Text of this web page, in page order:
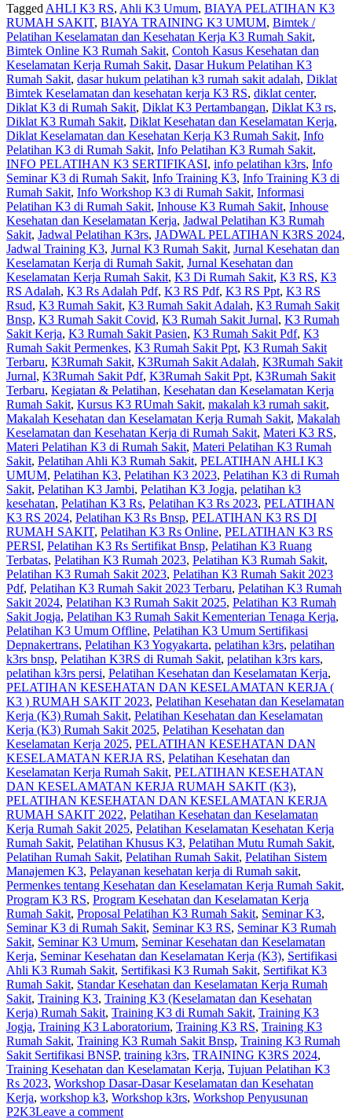
Tagged AHLI K3 RS, Ahli K3 Umum, BIAYA PELATIHAN K3
RUMAH SAKIT, BIAYA TRAINING K3 UMUM, Bimtek /
Pelatihan Keselamatan dan Kesehatan Kerja K3 Rumah Sakit,
Bimtek Online K3 Rumah Sakit, Contoh Kasus Kesehatan dan
Keselamatan Kerja Rumah Sakit, Dasar Hukum Pelatihan K3
Rumah Sakit, dasar hukum pelatihan k3 rumah sakit adalah, Diklat
Bimtek Keselamatan dan kesehatan kerja K3 RS, diklat center,
Diklat K3 di Rumah Sakit, Diklat K3 Pertambangan, Diklat K3 rs,
Diklat K3 Rumah Sakit, Diklat Kesehatan dan Keselamatan Kerja,
Diklat Keselamatan dan Kesehatan Kerja K3 Rumah Sakit, Info
Pelatihan K3 di Rumah Sakit, Info Pelatihan K3 Rumah Sakit,
INFO PELATIHAN K3 SERTIFIKASI, info pelatihan k3rs, Info
Seminar K3 di Rumah Sakit, Info Training K3, Info Training K3 di
Rumah Sakit, Info Workshop K3 di Rumah Sakit, Informasi
Pelatihan K3 di Rumah Sakit, Inhouse K3 Rumah Sakit, Inhouse
Kesehatan dan Keselamatan Kerja, Jadwal Pelatihan K3 Rumah
Sakit, Jadwal Pelatihan K3rs, JADWAL PELATIHAN K3RS 2024,
Jadwal Training K3, Jurnal K3 Rumah Sakit, Jurnal Kesehatan dan
Keselamatan Kerja di Rumah Sakit, Jurnal Kesehatan dan
Keselamatan Kerja Rumah Sakit, K3 Di Rumah Sakit, K3 RS, K3
RS Adalah, K3 Rs Adalah Pdf, K3 RS Pdf, K3 RS Ppt, K3 RS
Rsud, K3 Rumah Sakit, K3 Rumah Sakit Adalah, K3 Rumah Sakit
Bnsp, K3 Rumah Sakit Covid, K3 Rumah Sakit Jurnal, K3 Rumah
Sakit Kerja, K3 Rumah Sakit Pasien, K3 Rumah Sakit Pdf, K3
Rumah Sakit Permenkes, K3 Rumah Sakit Ppt, K3 Rumah Sakit
Terbaru, K3Rumah Sakit, K3Rumah Sakit Adalah, K3Rumah Sakit
Jurnal, K3Rumah Sakit Pdf, K3Rumah Sakit Ppt, K3Rumah Sakit
Terbaru, Kegiatan & Pelatihan, Kesehatan dan Keselamatan Kerja
Rumah Sakit, Kursus K3 RUmah Sakit, makalah k3 rumah sakit,
Makalah Kesehatan dan Keselamatan Kerja Rumah Sakit, Makalah
Keselamatan dan Kesehatan Kerja di Rumah Sakit, Materi K3 RS,
Materi Pelatihan K3 di Rumah Sakit, Materi Pelatihan K3 Rumah
Sakit, Pelatihan Ahli K3 Rumah Sakit, PELATIHAN AHLI K3
UMUM, Pelatihan K3, Pelatihan K3 2023, Pelatihan K3 di Rumah
Sakit, Pelatihan K3 Jambi, Pelatihan K3 Jogja, pelatihan k3
kesehatan, Pelatihan K3 Rs, Pelatihan K3 Rs 2023, PELATIHAN
K3 RS 2024, Pelatihan K3 Rs Bnsp, PELATIHAN K3 RS DI
RUMAH SAKIT, Pelatihan K3 Rs Online, PELATIHAN K3 RS
PERSI, Pelatihan K3 Rs Sertifikat Bnsp, Pelatihan K3 Ruang
Terbatas, Pelatihan K3 Rumah 2023, Pelatihan K3 Rumah Sakit,
Pelatihan K3 Rumah Sakit 2023, Pelatihan K3 Rumah Sakit 2023
Pdf, Pelatihan K3 Rumah Sakit 2023 Terbaru, Pelatihan K3 Rumah
Sakit 2024, Pelatihan K3 Rumah Sakit 2025, Pelatihan K3 Rumah
Sakit Jogja, Pelatihan K3 Rumah Sakit Kementerian Tenaga Kerja,
Pelatihan K3 Umum Offline, Pelatihan K3 Umum Sertifikasi
Depnakertrans, Pelatihan K3 Yogyakarta, pelatihan k3rs, pelatihan
k3rs bnsp, Pelatihan K3RS di Rumah Sakit, pelatihan k3rs kars,
pelatihan k3rs persi, Pelatihan Kesehatan dan Keselamatan Kerja,
PELATIHAN KESEHATAN DAN KESELAMATAN KERJA (
K3 ) RUMAH SAKIT 2023, Pelatihan Kesehatan dan Keselamatan
Kerja (K3) Rumah Sakit, Pelatihan Kesehatan dan Keselamatan
Kerja (K3) Rumah Sakit 2025, Pelatihan Kesehatan dan
Keselamatan Kerja 2025, PELATIHAN KESEHATAN DAN
KESELAMATAN KERJA RS, Pelatihan Kesehatan dan
Keselamatan Kerja Rumah Sakit, PELATIHAN KESEHATAN
DAN KESELAMATAN KERJA RUMAH SAKIT (K3),
PELATIHAN KESEHATAN DAN KESELAMATAN KERJA
RUMAH SAKIT 2022, Pelatihan Kesehatan dan Keselamatan
Kerja Rumah Sakit 2025, Pelatihan Keselamatan Kesehatan Kerja
Rumah Sakit, Pelatihan Khusus K3, Pelatihan Mutu Rumah Sakit,
Pelatihan Rumah Sakit, Pelatihan Rumah Sakit‎, Pelatihan Sistem
Manajemen K3, Pelayanan kesehatan kerja di Rumah sakit,
Permenkes tentang Kesehatan dan Keselamatan Kerja Rumah Sakit,
Program K3 RS, Program Kesehatan dan Keselamatan Kerja
Rumah Sakit, Proposal Pelatihan K3 Rumah Sakit, Seminar K3,
Seminar K3 di Rumah Sakit, Seminar K3 RS, Seminar K3 Rumah
Sakit, Seminar K3 Umum, Seminar Kesehatan dan Keselamatan
Kerja, Seminar Kesehatan dan Keselamatan Kerja (K3), Sertifikasi
Ahli K3 Rumah Sakit, Sertifikasi K3 Rumah Sakit, Sertifikat K3
Rumah Sakit, Standar Kesehatan dan Keselamatan Kerja Rumah
Sakit, Training K3, Training K3 (Keselamatan dan Kesehatan
Kerja) Rumah Sakit, Training K3 di Rumah Sakit, Training K3
Jogja, Training K3 Laboratorium‎, Training K3 RS, Training K3
Rumah Sakit, Training K3 Rumah Sakit Bnsp, Training K3 Rumah
Sakit Sertifikasi BNSP, training k3rs, TRAINING K3RS 2024,
Training Kesehatan dan Keselamatan Kerja, Tujuan Pelatihan K3
Rs 2023, Workshop Dasar-Dasar Keselamatan dan Kesehatan
Kerja, workshop k3, Workshop k3rs, Workshop Penyusunan
P2K3Leave a comment